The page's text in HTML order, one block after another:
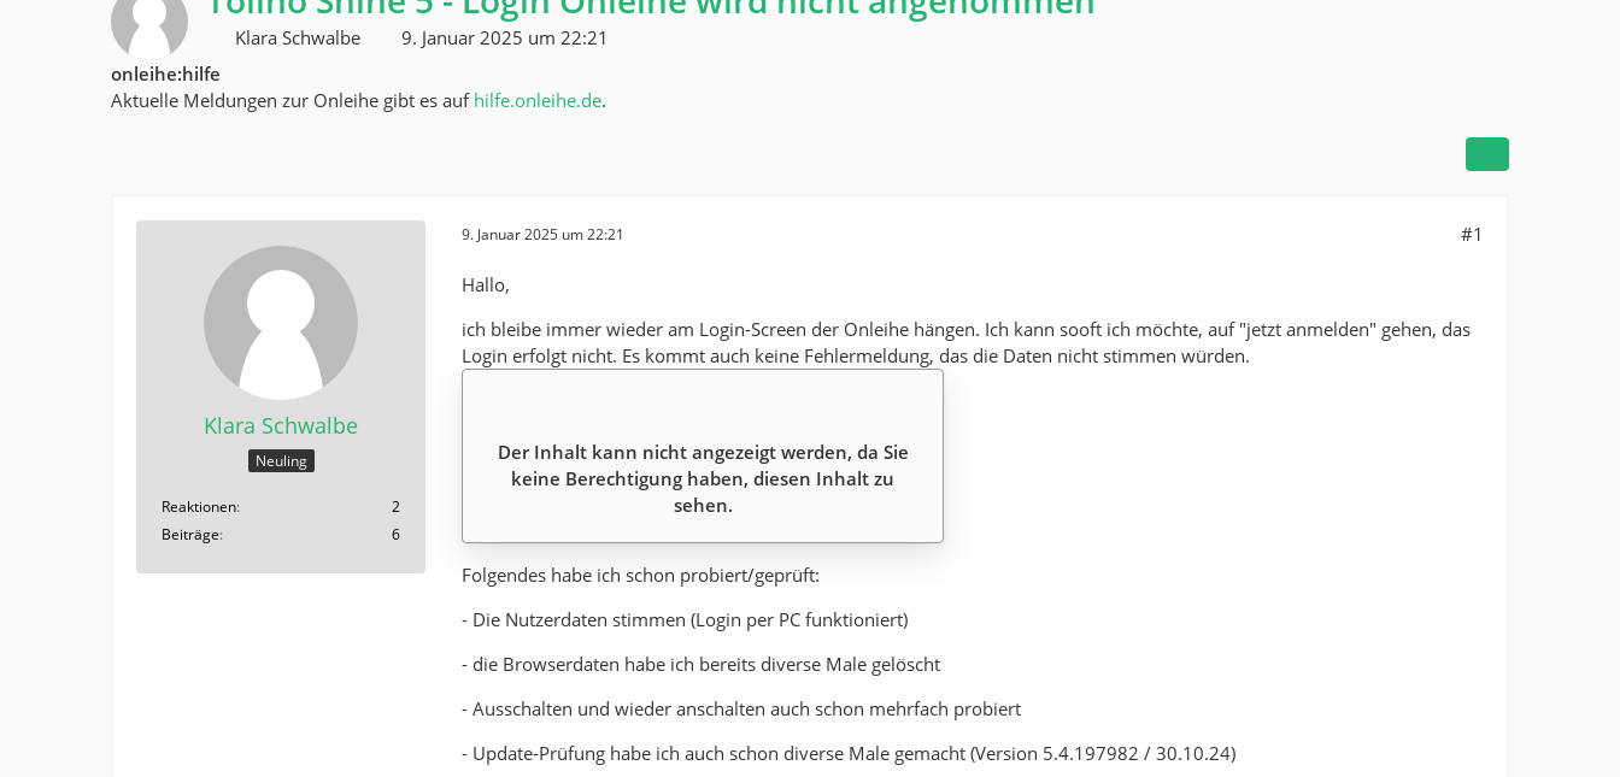
Klara Schwalbe
9. Januar 2025 um 22:21
onleihe:hilfe
Aktuelle Meldungen zur Onleihe gibt es auf hilfe.onleihe.de.
Klara Schwalbe
Neuling
Reaktionen
2
Beiträge
6
9. Januar 2025 um 22:21 #1
Hallo,
ich bleibe immer wieder am Login-Screen der Onleihe hängen. Ich kann sooft ich möchte, auf "jetzt anmelden" gehen, das
Login erfolgt nicht. Es kommt auch keine Fehlermeldung, das die Daten nicht stimmen würden.
Der Inhalt kann nicht angezeigt werden, da Sie
keine Berechtigung haben, diesen Inhalt zu
sehen.
Folgendes habe ich schon probiert/geprüft:
- Die Nutzerdaten stimmen (Login per PC funktioniert)
- die Browserdaten habe ich bereits diverse Male gelöscht
- Ausschalten und wieder anschalten auch schon mehrfach probiert
- Update-Prüfung habe ich auch schon diverse Male gemacht (Version 5.4.197982 / 30.10.24)